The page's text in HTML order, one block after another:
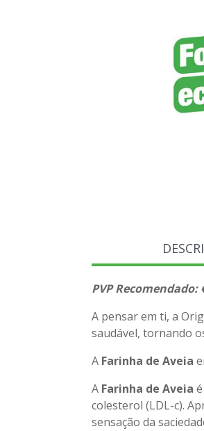
PVP
A pensar em ti, a
saudável, tornando
A Farinha de Aveia
A Farinha de Aveia
colesterol (LDL-c).
sensação da